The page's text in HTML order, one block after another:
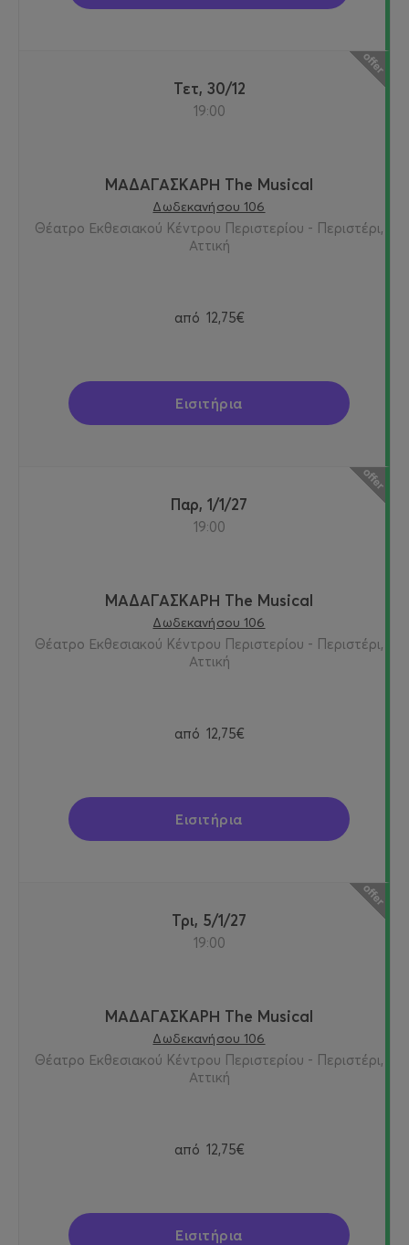
Τετ, 30/12
19:00
ΜΑΔΑΓΑΣΚΑΡΗ The Musical
Δωδεκανήσου 106
Θέατρο Εκθεσιακού Κέντρου Περιστερίου - Περιστέρι,
Αττική
από 12,75€
Εισιτήρια
Παρ, 1/1/27
19:00
ΜΑΔΑΓΑΣΚΑΡΗ The Musical
Δωδεκανήσου 106
Θέατρο Εκθεσιακού Κέντρου Περιστερίου - Περιστέρι,
Αττική
από 12,75€
Εισιτήρια
Τρι, 5/1/27
19:00
ΜΑΔΑΓΑΣΚΑΡΗ The Musical
Δωδεκανήσου 106
Θέατρο Εκθεσιακού Κέντρου Περιστερίου - Περιστέρι,
Αττική
από 12,75€
Εισιτήρια